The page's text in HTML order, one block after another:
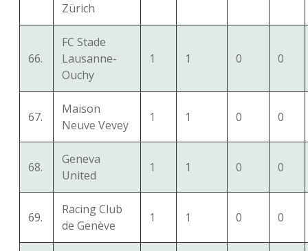
Zürich
66.
FC Stade
Lausanne-
Ouchy
1 1 0 0
67.
Maison
Neuve Vevey
1 1 0 0
68.
Geneva
United
1 1 0 0
69.
Racing Club
de Genève
1 1 0 0